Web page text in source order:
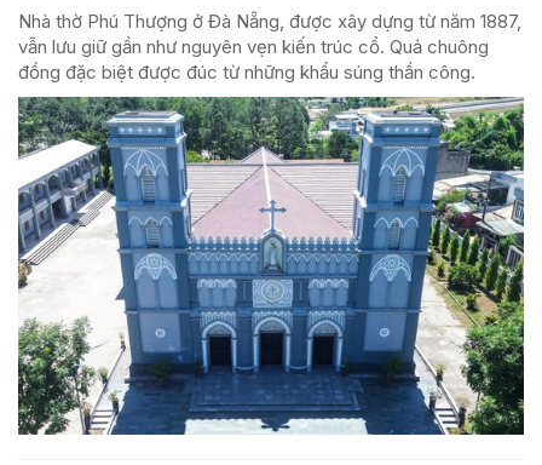
Nhà thờ Phú Thượng ở Đà Nẵng, được xây dựng từ năm 1887,
vẫn lưu giữ gần như nguyên vẹn kiến trúc cổ. Quả chuông
đồng đặc biệt được đúc từ những khẩu súng thần công.